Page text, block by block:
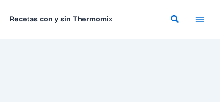
Recetas con y sin Thermomix Buscar